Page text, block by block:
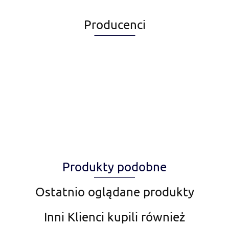
Producenci
Amiplay
Produkty podobne
Ostatnio oglądane produkty
Inni Klienci kupili również